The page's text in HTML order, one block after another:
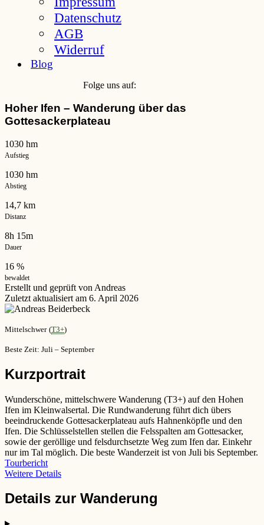
Datenschutz
AGB
Widerruf
Blog
Folge uns auf:
Hoher Ifen – Wanderung über das
Gottesackerplateau
1030 hm
Aufstieg
1030 hm
Abstieg
14,7 km
Distanz
8h 15m
Dauer
16 %
bewaldet
Erstellt und geprüft von Andreas
Zuletzt aktualisiert am 6. April 2026
Mittelschwer (T3+)
Beste Zeit: Juli – September
Kurzportrait
Wunderschöne, mittelschwere Wanderung (T3+) auf den Hohen
Ifen im Kleinwalsertal. Die Rundwanderung führt dich übers
beeindruckende Gottesackerplateau aufs Hahnenköpfle und den
Ifen. Die Schlüsselstellen stellen die Felsspalten am Gottesacker,
sowie der geröllige und felsdurchsetzte Weg zum Ifen dar. Einkehr
nur im Tal möglich. Die beste Wanderzeit ist von Juli bis September.
Tourbericht
Weitere Details
Details zur Wanderung